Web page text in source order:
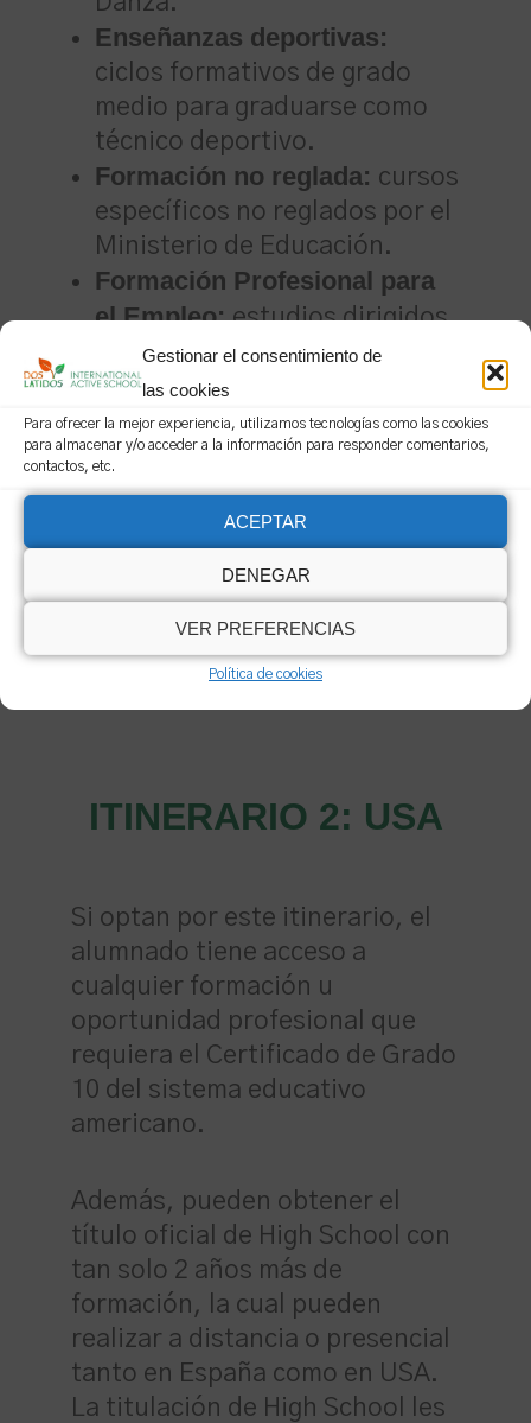
Gestionar el consentimiento de
las cookies
Para ofrecer la mejor experiencia, utilizamos tecnologías como las cookies
para almacenar y/o acceder a la información para responder comentarios,
contactos, etc.
ACEPTAR
DENEGAR
VER PREFERENCIAS
Política de cookies
Enseñanzas deportivas:
ciclos formativos de grado
medio para graduarse como
técnico deportivo.
Formación no reglada: cursos
específicos no reglados por el
Ministerio de Educación.
Formación Profesional para
el Empleo:estudios dirigidos
a adquirir competencias
profesionales.
Enseñanzas de idiomas:
estudios destinados a
perfeccionar y ampliar los
conocimientos en diversas
certificados oficiales de
idiomas.
ITINERARIO 2: USA
Si optan por este itinerario, el
alumnado tiene acceso a
cualquier formación u
oportunidad profesional que
requiera el Certificado de Grado
10 del sistema educativo
americano.
Además, pueden obtener el
título oficial de High School con
tan solo 2 años más de
formación, la cual pueden
realizar a distancia o presencial
tanto en España como en USA.
La titulación de High School les